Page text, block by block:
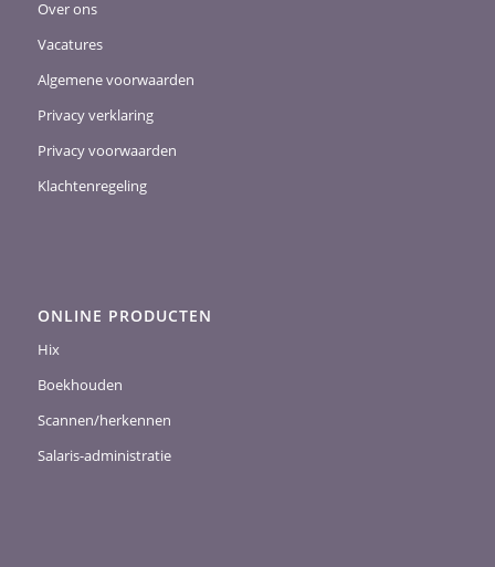
Over ons
Vacatures
Algemene voorwaarden
Privacy verklaring
Privacy voorwaarden
Klachtenregeling
ONLINE PRODUCTEN
Hix
Boekhouden
Scannen/herkennen
Salaris-administratie